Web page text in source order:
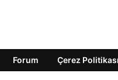
Forum Çerez Politikası